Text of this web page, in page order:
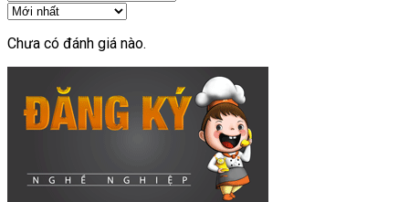
Chưa có đánh giá nào.